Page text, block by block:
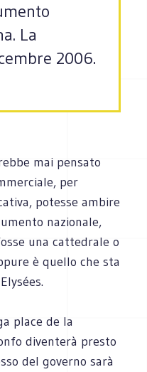
La
2006.
mai pensato
per
potesse ambire
nazionale,
una cattedrale o
è quello che sta
place de la
diventerà presto
del governo sarà